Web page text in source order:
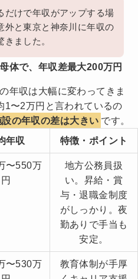
だけで年収がアップする場
外と東京と神奈川に年収の
ました。
体で、年収差最大200万円
年収は大幅に変わってきま
1〜2万円と言われているの
の年収の差は大きい です。
年収 特徴・ポイント
〜550万
円
地方公務員扱
い。昇給・賞
与・退職金制度
がしっかり。夜
勤ありで手当も
安定。
〜530万
教育体制が手厚